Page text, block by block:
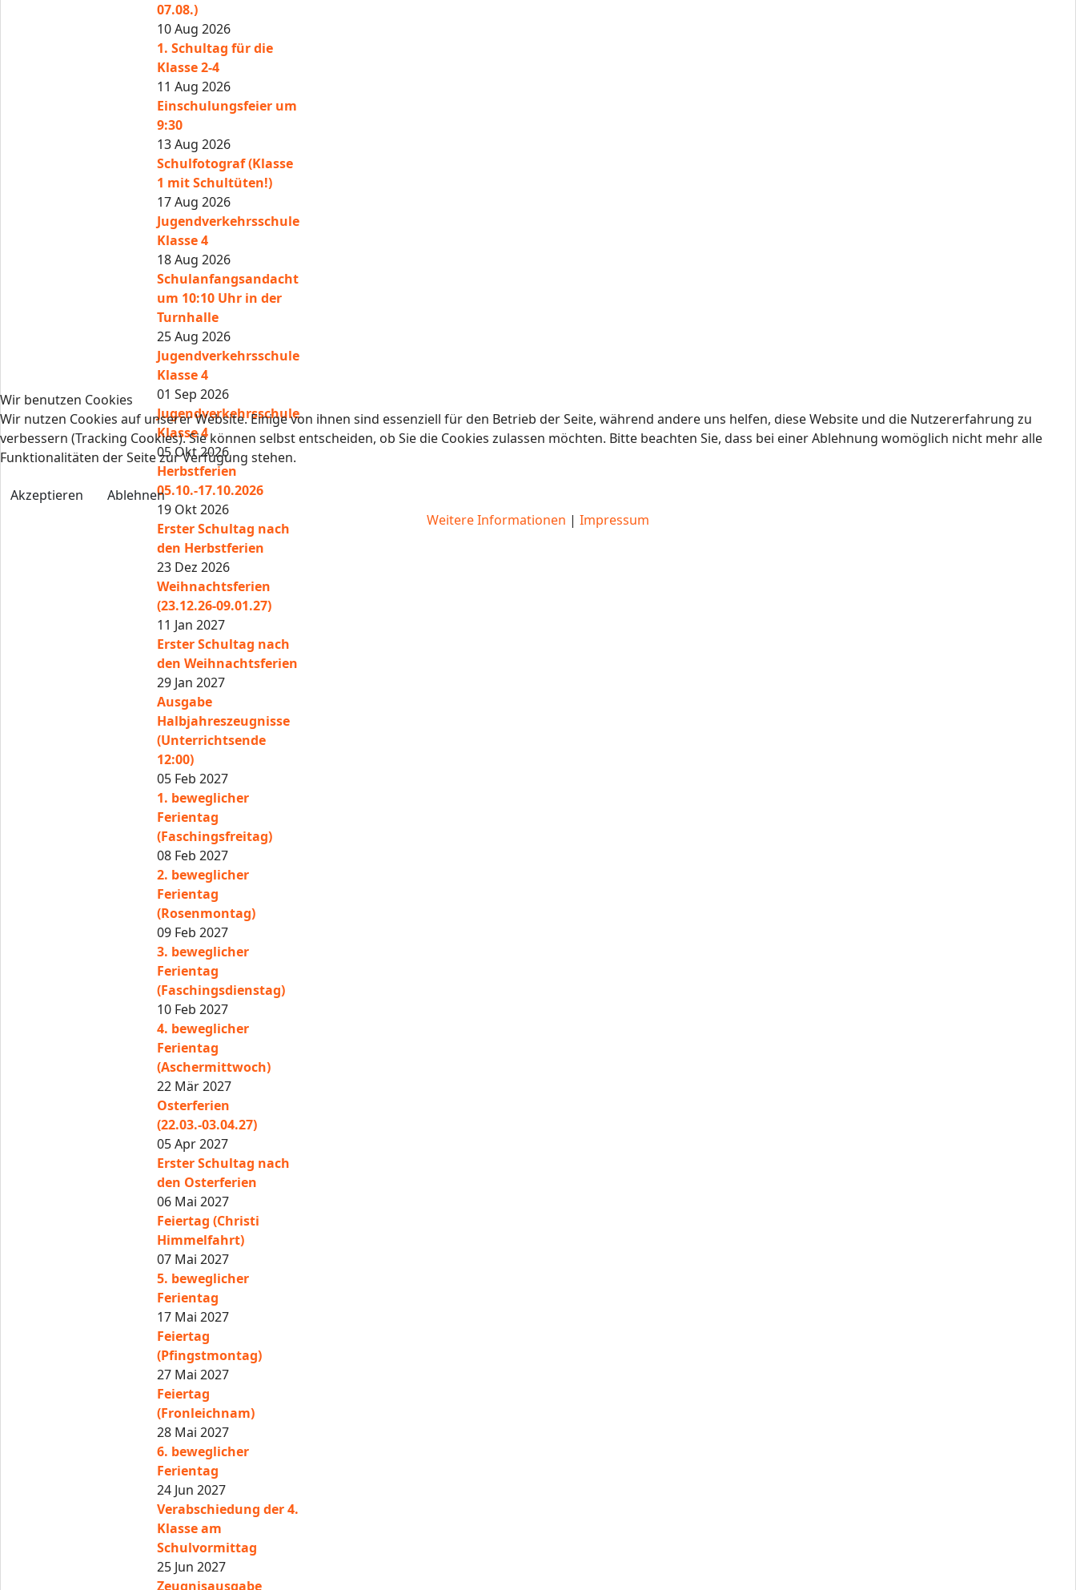
07.08.)
10 Aug 2026
1. Schultag für die
Klasse 2-4
11 Aug 2026
Einschulungsfeier um
9:30
13 Aug 2026
Schulfotograf (Klasse
1 mit Schultüten!)
17 Aug 2026
Jugendverkehrsschule
Klasse 4
18 Aug 2026
Schulanfangsandacht
um 10:10 Uhr in der
Turnhalle
25 Aug 2026
Jugendverkehrsschule
Klasse 4
01 Sep 2026
Jugendverkehrsschule
Klasse 4
05 Okt 2026
Herbstferien
05.10.-17.10.2026
19 Okt 2026
Erster Schultag nach
den Herbstferien
23 Dez 2026
Weihnachtsferien
(23.12.26-09.01.27)
11 Jan 2027
Erster Schultag nach
den Weihnachtsferien
29 Jan 2027
Ausgabe
Halbjahreszeugnisse
(Unterrichtsende
12:00)
05 Feb 2027
1. beweglicher
Ferientag
(Faschingsfreitag)
08 Feb 2027
2. beweglicher
Ferientag
(Rosenmontag)
09 Feb 2027
3. beweglicher
Ferientag
(Faschingsdienstag)
10 Feb 2027
4. beweglicher
Ferientag
(Aschermittwoch)
22 Mär 2027
Osterferien
(22.03.-03.04.27)
05 Apr 2027
Erster Schultag nach
den Osterferien
06 Mai 2027
Feiertag (Christi
Himmelfahrt)
07 Mai 2027
5. beweglicher
Ferientag
17 Mai 2027
Feiertag
(Pfingstmontag)
27 Mai 2027
Feiertag
(Fronleichnam)
28 Mai 2027
6. beweglicher
Ferientag
24 Jun 2027
Verabschiedung der 4.
Klasse am
Schulvormittag
25 Jun 2027
Zeugnisausgabe
Wir benutzen Cookies
Wir nutzen Cookies auf unserer Website. Einige von ihnen sind essenziell für den Betrieb der Seite, während andere uns helfen, diese Website und die Nutzererfahrung zu
verbessern (Tracking Cookies). Sie können selbst entscheiden, ob Sie die Cookies zulassen möchten. Bitte beachten Sie, dass bei einer Ablehnung womöglich nicht mehr alle
Funktionalitäten der Seite zur Verfügung stehen.
Akzeptieren
Ablehnen
Weitere Informationen | Impressum